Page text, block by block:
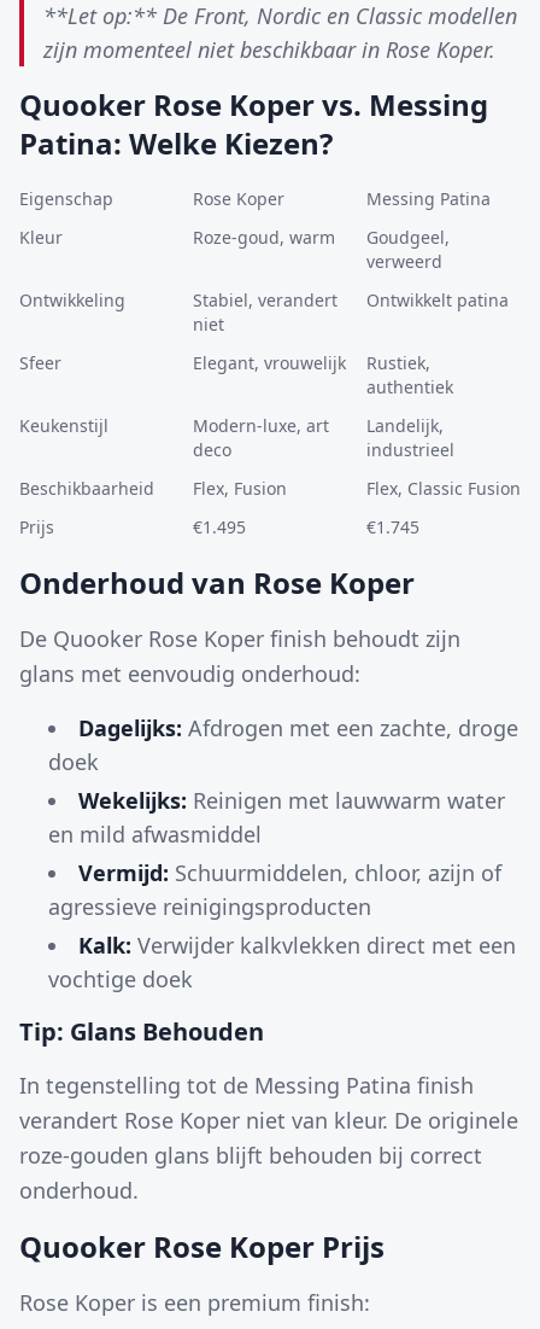
**Let op:** De Front, Nordic en Classic modellen
zijn momenteel niet beschikbaar in Rose Koper.
Quooker Rose Koper vs. Messing
Patina: Welke Kiezen?
Eigenschap Rose Koper
Messing Patina
Kleur
Roze-goud, warm
Goudgeel,
verweerd
Ontwikkeling
Stabiel, verandert
niet
Ontwikkelt patina
Sfeer Elegant, vrouwelijk
Rustiek,
authentiek
Keukenstijl
Modern-luxe, art
deco
Landelijk,
industrieel
Beschikbaarheid
Flex, Fusion
Flex, Classic Fusion
Prijs
€1.495 €1.745
Onderhoud van Rose Koper
De Quooker Rose Koper finish behoudt zijn
glans met eenvoudig onderhoud:
Dagelijks: Afdrogen met een zachte, droge
doek
Wekelijks: Reinigen met lauwwarm water
en mild afwasmiddel
Vermijd: Schuurmiddelen, chloor, azijn of
agressieve reinigingsproducten
Kalk: Verwijder kalkvlekken direct met een
vochtige doek
Tip: Glans Behouden
In tegenstelling tot de Messing Patina finish
verandert Rose Koper niet van kleur. De originele
roze-gouden glans blijft behouden bij correct
onderhoud.
Quooker Rose Koper Prijs
Rose Koper is een premium finish: